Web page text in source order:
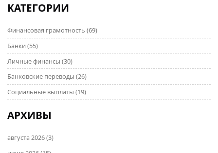
КАТЕГОРИИ
Финансовая грамотность (69)
Банки (55)
Личные финансы (30)
Банковские переводы (26)
Социальные выплаты (19)
АРХИВЫ
августа 2026(3)